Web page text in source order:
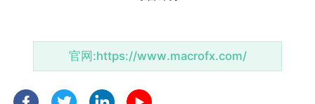
官网:https://www.macrofx.com/